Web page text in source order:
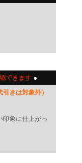
できます ●
引きは対象外）
印象に仕上がっ